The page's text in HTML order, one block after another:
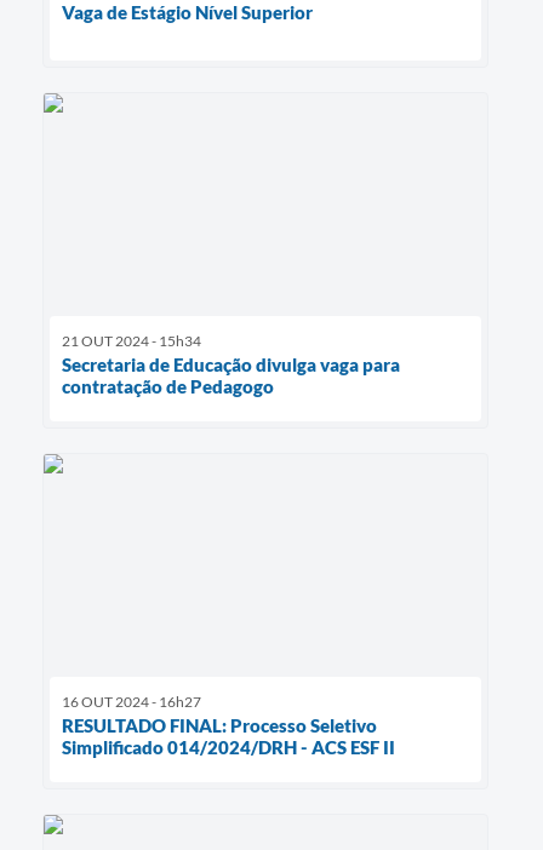
Vaga de Estágio Nível Superior
21 OUT 2024 - 15h34
Secretaria de Educação divulga vaga para
contratação de Pedagogo
16 OUT 2024 - 16h27
RESULTADO FINAL: Processo Seletivo
Simplificado 014/2024/DRH - ACS ESF II